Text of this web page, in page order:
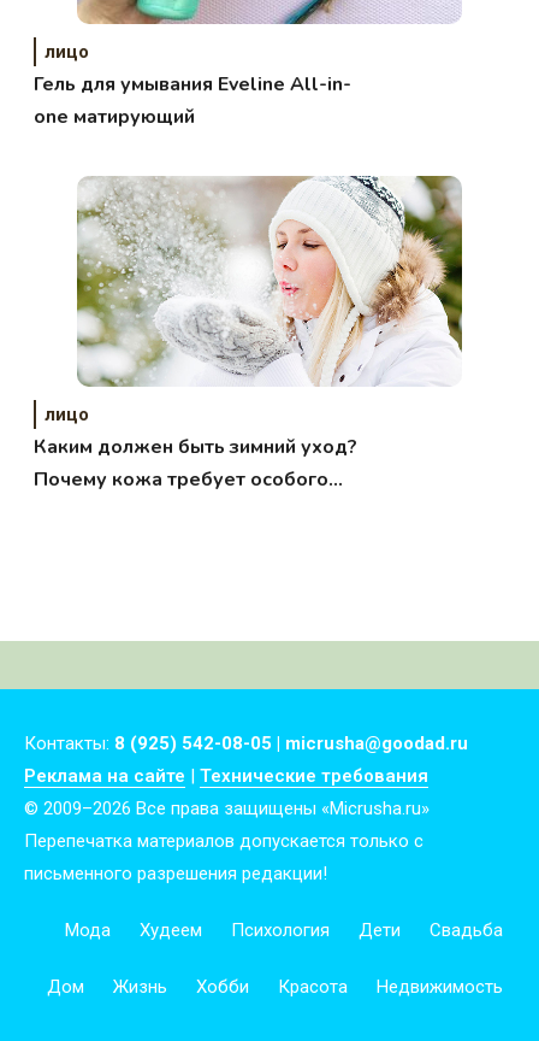
лицо
Гель для умывания Eveline All-in-
one матирующий
лицо
Каким должен быть зимний уход?
Почему кожа требует особого
Контакты: 8 (925) 542-08-05 | micrusha@goodad.ru
Реклама на сайте | Технические требования
© 2009–2026 Все права защищены «Micrusha.ru»
Перепечатка материалов допускается только с
письменного разрешения редакции!
Мода Худеем Психология Дети Свадьба
Дом Жизнь Хобби Красота Недвижимость